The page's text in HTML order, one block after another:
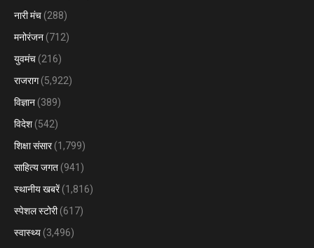
नारी मंच (288)
मनोरंजन (712)
युवमंच (216)
राजराग(5,922)
विज्ञान (389)
विदेश (542)
शिक्षा संसार(1,799)
साहित्य जगत (941)
स्थानीय खबरें(1,816)
स्पेशल स्टोरी(617)
स्वास्थ्य (3,496)